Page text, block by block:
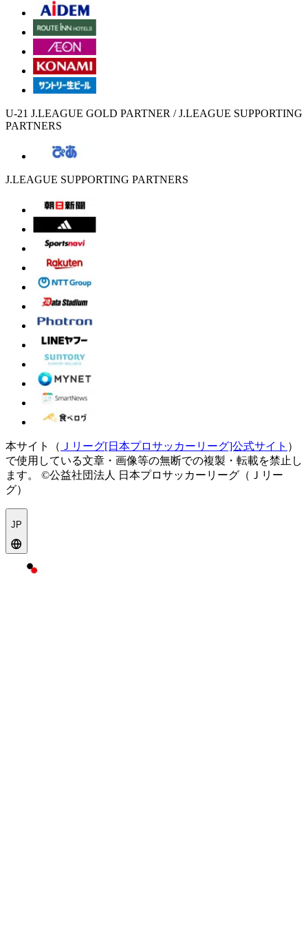
U-21 J.LEAGUE GOLD PARTNER / J.LEAGUE SUPPORTING
PARTNERS
J.LEAGUE SUPPORTING PARTNERS
本サイト（ Ｊリーグ[日本プロサッカーリーグ]公式サイト ）
で使用している文章・画像等の無断での複製・転載を禁止し
ます。
©公益社団法人 日本プロサッカーリーグ（Ｊリー
グ）
JP